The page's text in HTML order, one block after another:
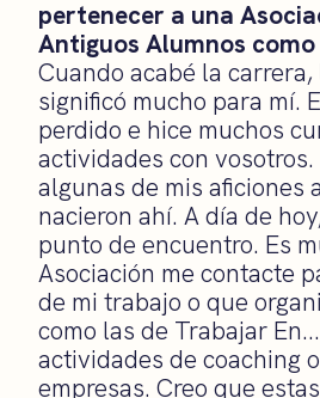
pertenecer a una
Antiguos Alumnos
Cuando acabé la carrera,
significó mucho para mí.
perdido e hice muchos
actividades con vosotros.
algunas de mis aficiones
nacieron ahí. A día de
punto de encuentro. Es
Asociación me contacte
de mi trabajo o que
como las de Trabajar
actividades de coaching
empresas. Creo que